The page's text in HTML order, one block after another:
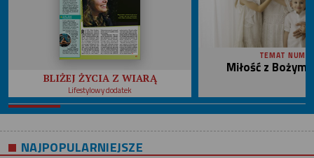
BLIŻEJ ŻYCIA Z WIARĄ
Lifestylowy dodatek
TEMAT
Miłość z
NAJPOPULARNIEJSZE